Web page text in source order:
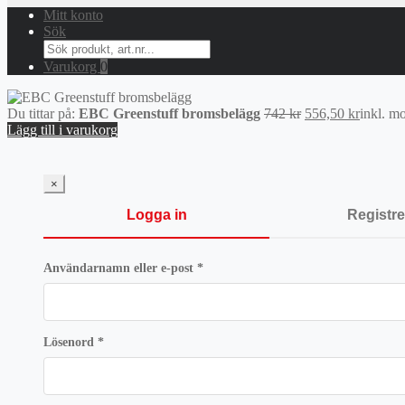
Mitt konto
Sök
Search
for:
Varukorg 0
Du tittar på: EBC Greenstuff bromsbelägg 742kr Det
556,50 krDet
inkl.
Lägg till i varukorg
×
Logga in
Användarnamn eller e-post *Obligatoriskt
Lösenord *Obligatoriskt